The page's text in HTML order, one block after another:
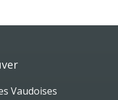
Vaudoises